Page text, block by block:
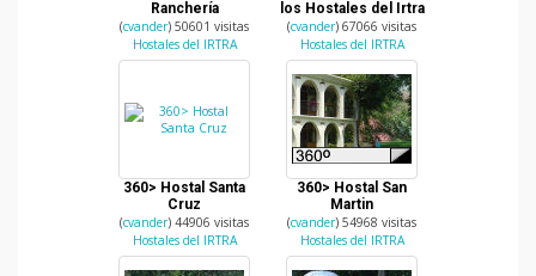
Ranchería
(cvander) 50601 visitas
Hostales del IRTRA
los Hostales del Irtra
(cvander) 67066 visitas
Hostales del IRTRA
360> Hostal Santa
Cruz
(cvander) 44906 visitas
Hostales del IRTRA
360> Hostal San
Martin
(cvander) 54968 visitas
Hostales del IRTRA